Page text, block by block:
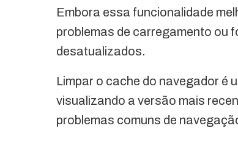
Embora essa funcionalidade
problemas de carregamento ou
desatualizados.
Limpar o cache do navegador é
visualizando a versão mais
problemas comuns de